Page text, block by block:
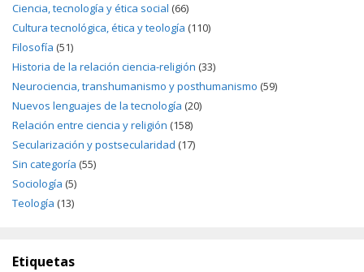
Ciencia, tecnología y ética social (66)
Cultura tecnológica, ética y teología (110)
Filosofía (51)
Historia de la relación ciencia-religión (33)
Neurociencia, transhumanismo y posthumanismo (59)
Nuevos lenguajes de la tecnología (20)
Relación entre ciencia y religión (158)
Secularización y postsecularidad (17)
Sin categoría (55)
Sociología (5)
Teología (13)
Etiquetas